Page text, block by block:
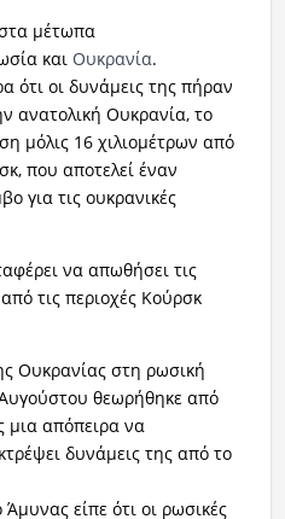
στα μέτωπα
και Ουκρανία.
ότι οι δυνάμεις της πήραν
ανατολική Ουκρανία, το
μόλις 16 χιλιομέτρων από
που αποτελεί έναν
για τις ουκρανικές
να απωθήσει τις
τις περιοχές Κούρσκ
Ουκρανίας στη ρωσική
θεωρήθηκε από
μια απόπειρα να
δυνάμεις της από το
είπε ότι οι ρωσικές